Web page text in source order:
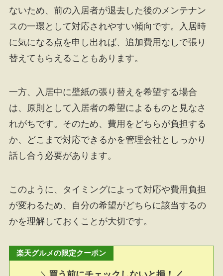
ないため、前の入居者が退去した後のメンテナン
スの一環として対応されやすい傾向です。入居時
に気になる点を申し出れば、追加費用なしで張り
替えてもらえることもあります。
一方、入居中に壁紙の張り替えを希望する場合
は、原則として入居者の希望によるものと見なさ
れがちです。そのため、費用をどちらが負担する
か、どこまで対応できるかを管理会社としっかり
話し合う必要があります。
このように、タイミングによって対応や費用負担
が変わるため、自分の希望がどちらに該当するの
かを理解しておくことが大切です。
楽天グルメの限定クーポン